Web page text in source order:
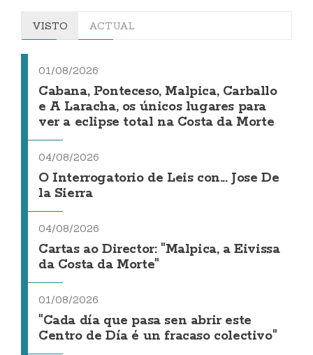
VISTO ACTUAL
01/08/2026
Cabana, Ponteceso, Malpica, Carballo
e A Laracha, os únicos lugares para
ver a eclipse total na Costa da Morte
04/08/2026
O Interrogatorio de Leis con... Jose De
la Sierra
04/08/2026
Cartas ao Director: "Malpica, a Eivissa
da Costa da Morte"
01/08/2026
"Cada día que pasa sen abrir este
Centro de Día é un fracaso colectivo"